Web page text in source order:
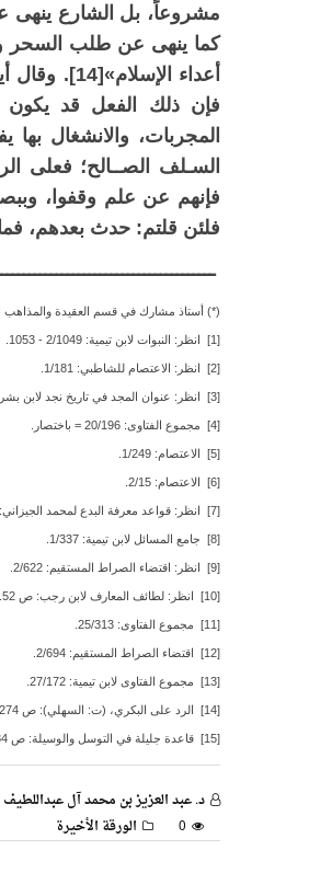
مشروعاً، بل الشارع ينهى
كما ينهى عن طلب السحر
أعداء
المجربات، والانشغال
السـلف الصــالح؛ فعلى
فإنهم عن علم وقفوا،
فلئن قلتم: حدث بعدهم،
(*) أستاذ مشارك في قسم العقيدة والمذاهب
[1] انظر: النبوات لابن تيمية: 2/1049 - 1053.
[2] انظر: الاعتصام للشاطبي: 1/181.
[3] انظر: عنوان المجد في تاريخ نجد لابن بشر: 1/33 - 34.
[4] مجموع الفتاوى: 20/196 = باختصار.
[5] الاعتصام: 1/249.
[6] الاعتصام: 2/15.
[7] انظر: قواعد معرفة البدع لمحمد الجيزاني: ص 113 - 119.
[8] جامع المسائل لابن تيمية: 1/337.
[9] انظر: اقتضاء الصراط المستقيم: 2/622.
[10] انظر: لطائف المعارف لابن رجب: ص 52.
[11] مجموع الفتاوى: 25/313.
[12] اقتضاء الصراط المستقيم: 2/694.
[13] مجموع الفتاوى لابن تيمية: 27/172.
[14] الرد على البكري، (ت: السهلي): ص 274.
[15] قاعدة جليلة في التوسل والوسيلة: ص 184.
د. عبد العزيز بن محمد آل عبداللطيف
0
الورقة الأخيرة